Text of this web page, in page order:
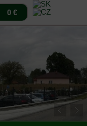
0 €